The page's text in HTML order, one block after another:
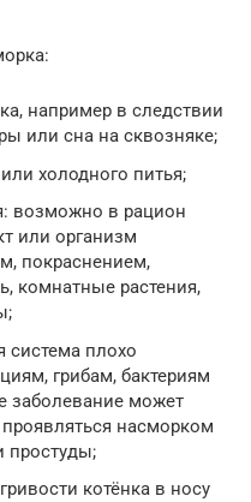
например в следствии
или сна на сквозняке;
холодного питья;
возможно в рацион
или организм
покраснением,
комнатные растения,
система плохо
грибам, бактериям
заболевание может
насморком
простуды;
котёнка в носу